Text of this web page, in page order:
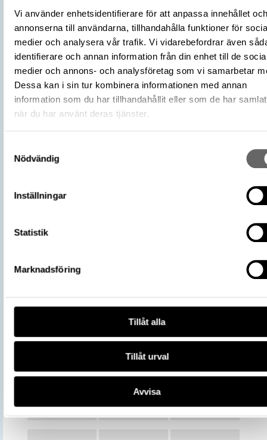
Vi använder enhetsidentifierare för att anpassa innehållet och
annonserna till användarna, tillhandahålla funktioner för
medier och analysera vår trafik. Vi vidarebefordrar även
identifierare och annan information från din enhet till de
medier och annons- och analysföretag som vi samarbetar
Dessa kan i sin tur kombinera informationen med annan
information som du har tillhandahållit eller som de har
när du har använt deras tjänster.
Nödvändig
Inställningar
Statistik
Marknadsföring
Tillåt alla
Tillåt urval
Avvisa
Fyndplats
kommun, Landskap: Uppland, Land:
Arkeologisk kontext Rektangulär stensättning: 40
Undersökare UV Stockholm
Tillhörande texter
Typ
Föremålsskylt
Titel
Brända ben
Till utställningen
värld på Historiska museet
Datum
2021-06-24
Utställningar
Vikingarnas värld (start 2021-06-24),
All textinformation (metadata) på denna sida är fri att använda
Mer information om licenser hos Statens historiska museer.